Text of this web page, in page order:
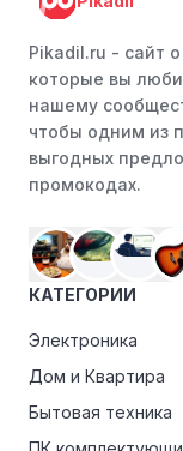
Программы
программам
магазинами,
ранний доступ
акциям.
критериям,
эксклюзивные
пенсионеров.
Pikadil.ru - cайт о
которые вы
нашему
чтобы одним из
выгодных
промокодах.
КАТЕГОРИИ
Электроника
Дом и Квартира
Бытовая техника